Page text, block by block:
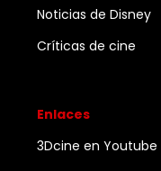
Noticias de Disney
Críticas de cine
Enlaces
3Dcine en Youtube